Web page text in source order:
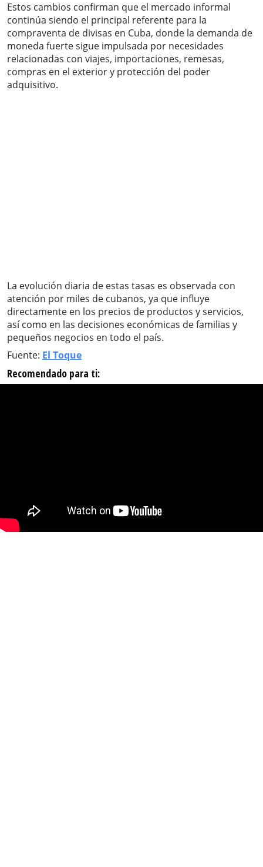
Estos cambios confirman que el mercado informal
continúa siendo el principal referente para la
compraventa de divisas en Cuba, donde la demanda de
moneda fuerte sigue impulsada por necesidades
relacionadas con viajes, importaciones, remesas,
compras en el exterior y protección del poder
adquisitivo.
La evolución diaria de estas tasas es observada con
atención por miles de cubanos, ya que influye
directamente en los precios de productos y servicios,
así como en las decisiones económicas de familias y
pequeños negocios en todo el país.
Fuente: El Toque
Recomendado para ti: